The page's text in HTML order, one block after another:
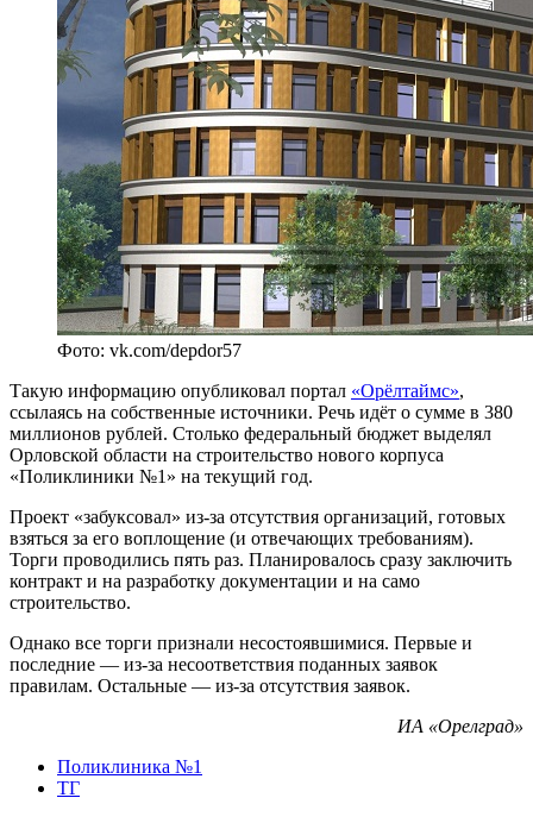
Фото: vk.com/depdor57
Такую информацию опубликовал портал «Орёлтаймс»,
ссылаясь на собственные источники. Речь идёт о сумме в 380
миллионов рублей. Столько федеральный бюджет выделял
Орловской области на строительство нового корпуса
«Поликлиники №1» на текущий год.
Проект «забуксовал» из-за отсутствия организаций, готовых
взяться за его воплощение (и отвечающих требованиям).
Торги проводились пять раз. Планировалось сразу заключить
контракт и на разработку документации и на само
строительство.
Однако все торги признали несостоявшимися. Первые и
последние — из-за несоответствия поданных заявок
правилам. Остальные — из-за отсутствия заявок.
ИА «Орелград»
Поликлиника №1
ТГ